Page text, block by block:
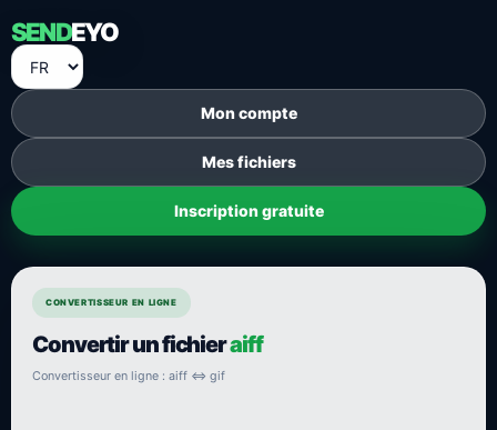
SENDEYO
Mon compte
Mes fichiers
Inscription gratuite
CONVERTISSEUR EN LIGNE
Convertir un fichieraiff
Convertisseur en ligne : aiff ⇔ gif